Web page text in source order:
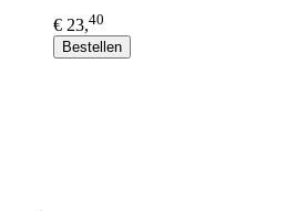
€ 23,40
Bestellen